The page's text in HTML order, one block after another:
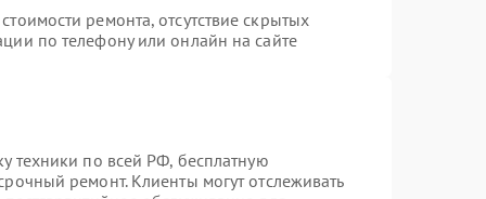
ремонта, отсутствие скрытых
по телефону или онлайн на сайте
техники по всей РФ, бесплатную
ремонт. Клиенты могут отслеживать